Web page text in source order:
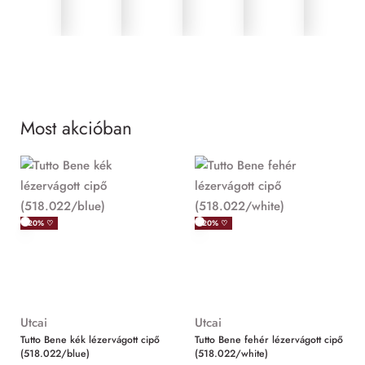
Most akcióban
-20% ♡
Utcai
Tutto Bene kék lézervágott cipő
(518.022/blue)
-20% ♡
Utcai
Tutto Bene fehér lézervágott cipő
(518.022/white)